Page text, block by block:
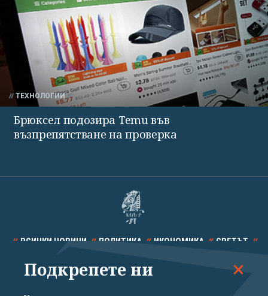
ТЕХНОЛОГИИ
Брюксел подозира Temu във
възпрепятстване на проверка
ВСИЧКИ НОВИНИ ПОЛИТИКА ИКОНОМИКА СВЕТЪТ
СПОРТ КУЛТУРА ТЕХНОЛОГИИ КАЛЕЙДОСКОП
Подкрепете ни